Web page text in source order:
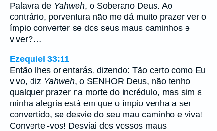
Palavra de Yahweh, o Soberano Deus. Ao
contrário, porventura não me dá muito prazer ver o
ímpio converter-se dos seus maus caminhos e
viver?…
Ezequiel 33:11
Então lhes orientarás, dizendo: Tão certo como Eu
vivo, diz Yahweh, o SENHOR Deus, não tenho
qualquer prazer na morte do incrédulo, mas sim a
minha alegria está em que o ímpio venha a ser
convertido, se desvie do seu mau caminho e viva!
Convertei-vos! Desviai dos vossos maus